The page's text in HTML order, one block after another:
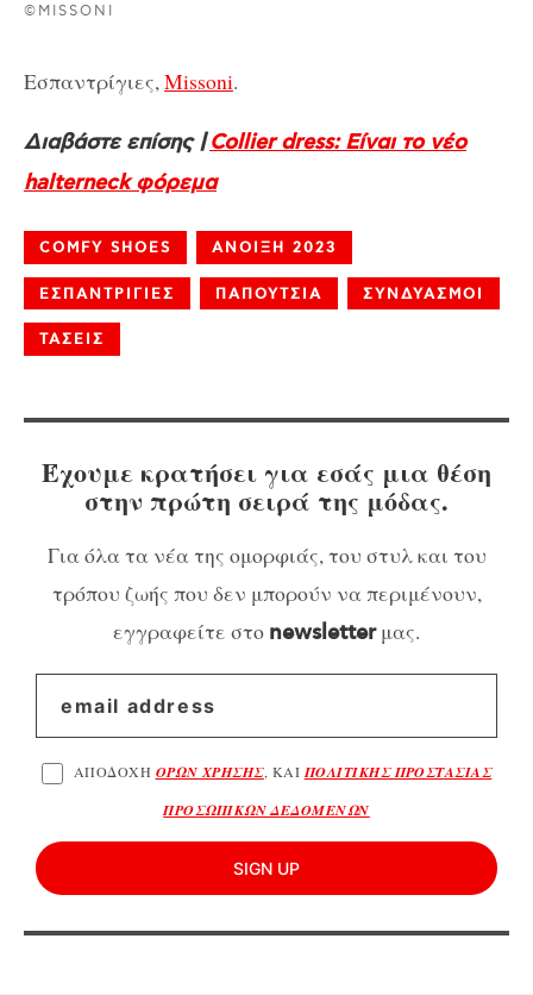
©MISSONI
Εσπαντρίγιες,Missoni.
Διαβάστε επίσης |Collier dress: Είναι το νέο
halterneck φόρεμα
COMFY SHOES ΑΝΟΙΞΗ 2023
ΕΣΠΑΝΤΡΙΓΙΕΣ ΠΑΠΟΥΤΣΙΑ ΣΥΝΔΥΑΣΜΟΙ
ΤΑΣΕΙΣ
Έχουμε κρατήσει για εσάς μια θέση
στην πρώτη σειρά της μόδας.
Για όλα τα νέα της ομορφιάς, του στυλ και του
τρόπου ζωής που δεν μπορούν να περιμένουν,
εγγραφείτε στο newsletterμας.
ΑΠΟΔΟΧΗ ΟΡΩΝ ΧΡΗΣΗΣ, ΚΑΙ ΠΟΛΙΤΙΚΗΣ ΠΡΟΣΤΑΣΙΑΣ
ΠΡΟΣΩΠΙΚΩΝ ΔΕΔΟΜΕΝΩΝ
SIGN UP